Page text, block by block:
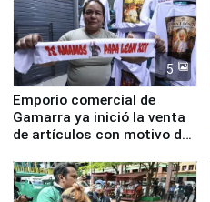
5
Emporio comercial de
Gamarra ya inició la venta
de artículos con motivo de